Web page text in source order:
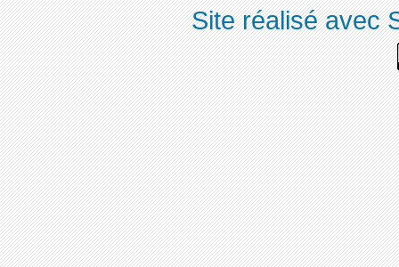
Site réalisé avec